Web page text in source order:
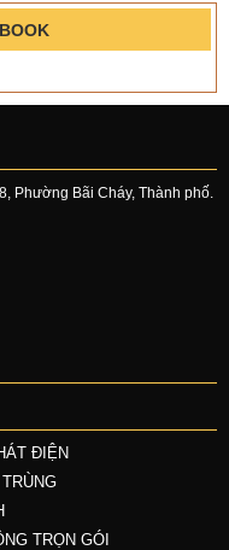
Phường Bãi Cháy, Thành phố.
ĐIỆN
TRỌN GÓI